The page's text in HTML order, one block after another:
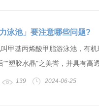
泳池」要注意哪些问题?
甲基丙烯酸甲脂游泳池，有
塑胶水晶"之美誉，并具有高透
139 2024-06-25